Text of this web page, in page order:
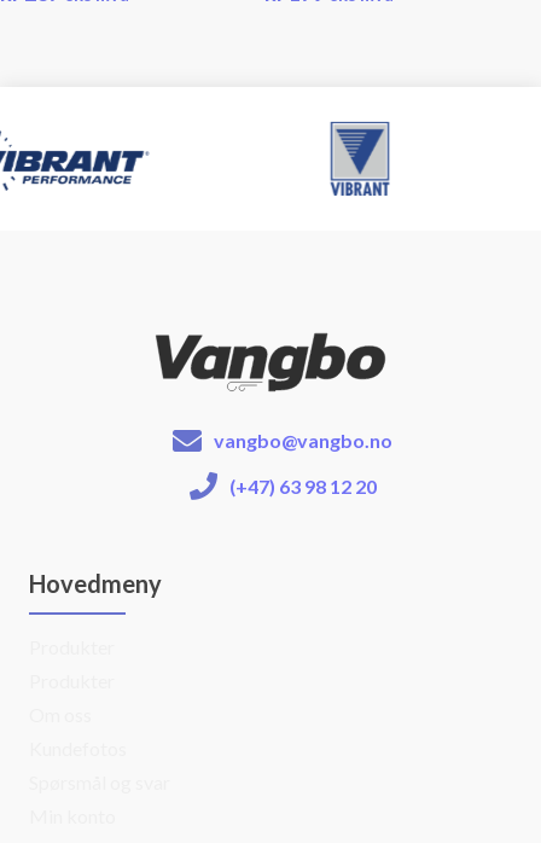
vangbo@vangbo.no
(+47) 63 98 12 20
Hovedmeny